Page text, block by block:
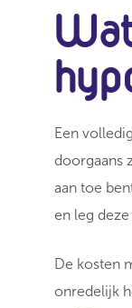
Een
doorgaans
aan toe
en leg
De kosten
onredelijk